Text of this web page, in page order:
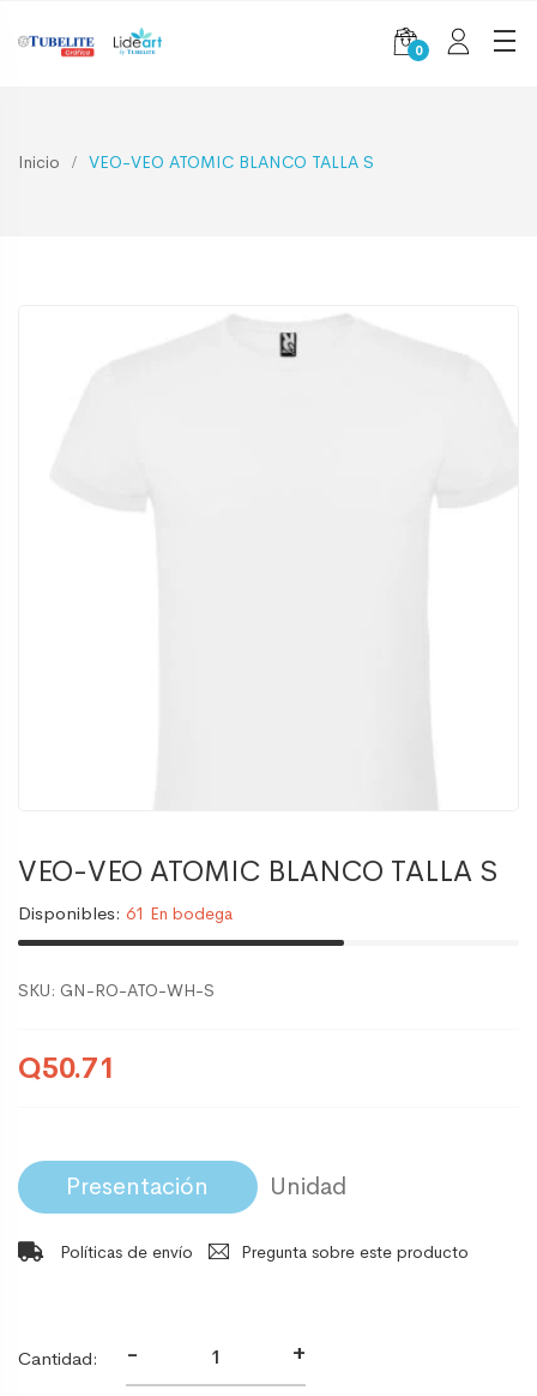
0
Inicio VEO-VEO ATOMIC BLANCO TALLA S
VEO-VEO ATOMIC BLANCO TALLA S
Disponibles: 61 En bodega
SKU: GN-RO-ATO-WH-S
Q50.71
Presentación
Políticas de envío Pregunta sobre este producto
Cantidad: - +